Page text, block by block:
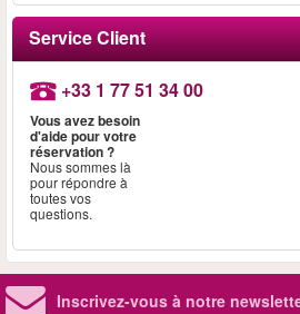
Service Client
+33 1 77 51 34 00
Vous avez besoin
d'aide pour votre
réservation ?
Nous sommes là
pour répondre à
toutes vos
questions.
Inscrivez-vous à notre